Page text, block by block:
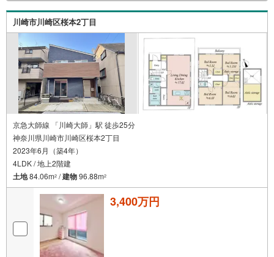
川崎市川崎区桜本2丁目
京急大師線 「川崎大師」駅 徒歩25分
神奈川県川崎市川崎区桜本2丁目
2023年6月（築4年）
4LDK / 地上2階建
土地84.06m2 /建物96.88m2
3,400万円